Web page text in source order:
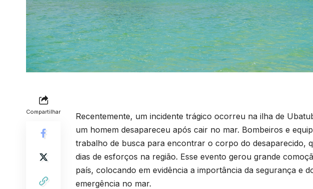
Compartilhar
Recentemente, um incidente trágico ocorreu na ilha de
um homem desapareceu após cair no mar. Bombeiros e
trabalho de busca para encontrar o corpo do desaparecido,
dias de esforços na região. Esse evento gerou grande
país, colocando em evidência a importância da segurança e
emergência no mar.